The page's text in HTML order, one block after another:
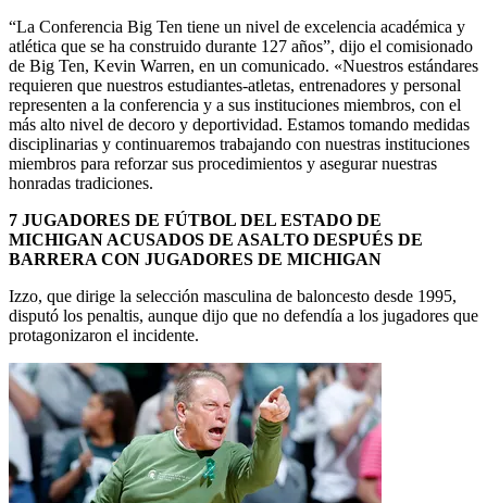
“La Conferencia Big Ten tiene un nivel de excelencia académica y
atlética que se ha construido durante 127 años”, dijo el comisionado
de Big Ten, Kevin Warren, en un comunicado. «Nuestros estándares
requieren que nuestros estudiantes-atletas, entrenadores y personal
representen a la conferencia y a sus instituciones miembros, con el
más alto nivel de decoro y deportividad. Estamos tomando medidas
disciplinarias y continuaremos trabajando con nuestras instituciones
miembros para reforzar sus procedimientos y asegurar nuestras
honradas tradiciones.
7 JUGADORES DE FÚTBOL DEL ESTADO DE
MICHIGAN ACUSADOS DE ASALTO DESPUÉS DE
BARRERA CON JUGADORES DE MICHIGAN
Izzo, que dirige la selección masculina de baloncesto desde 1995,
disputó los penaltis, aunque dijo que no defendía a los jugadores que
protagonizaron el incidente.